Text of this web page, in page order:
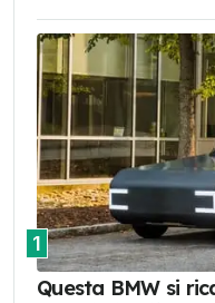
1
Questa BMW si